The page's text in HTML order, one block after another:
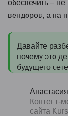
обеспечить –
вендоров, а на
Давайте
почему это
будущего
Контент-
сайта